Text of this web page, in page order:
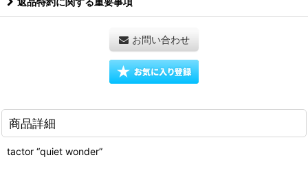
お問い合わせ
商品詳細
tactor “quiet wonder”